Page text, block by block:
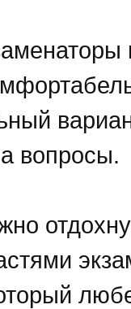
вопросы.